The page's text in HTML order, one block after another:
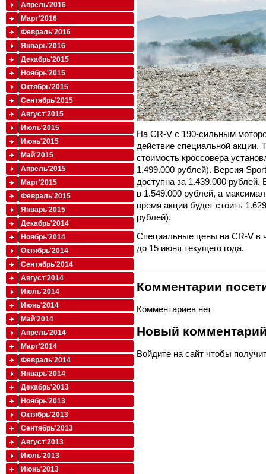
На CR-V с 190-сильным
действие специальной акции.
стоимость кроссовера
1.499.000 рублей). Версия
доступна за 1.439.000
в 1.549.000 рублей, а
время акции будет стоить
рублей).
Специальные цены на CR-V в
до 15 июня текущего года.
Комментарии
Комментариев нет
Новый
Войдите на сайт чтобы
Апрель'2016
Март'2016
Февраль'2016
Январь'2016
Декабрь'2015
Ноябрь'2015
Октябрь'2015
Сентябрь'2015
Август'2015
Июль'2015
Июнь'2015
Май'2015
Апрель'2015
Март'2015
Февраль'2015
Январь'2015
Декабрь'2014
Ноябрь'2014
Октябрь'2014
Сентябрь'2014
Август'2014
Июль'2014
Июнь'2014
Май'2014
Апрель'2014
Март'2014
Февраль'2014
Январь'2014
Декабрь'2013
Ноябрь'2013
Октябрь'2013
Сентябрь'2013
Август'2013
Июль'2013
Июнь'2013